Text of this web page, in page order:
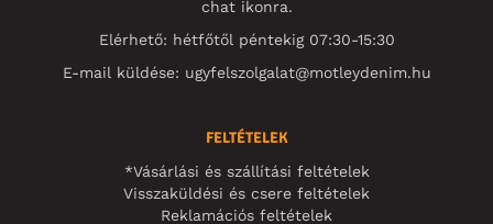
chat ikonra.
Elérhető: hétfőtől péntekig 07:30-15:30
E-mail küldése: ugyfelszolgalat@motleydenim.hu
FELTÉTELEK
*Vásárlási és szállítási feltételek
Visszaküldési és csere feltételek
Reklamációs feltételek